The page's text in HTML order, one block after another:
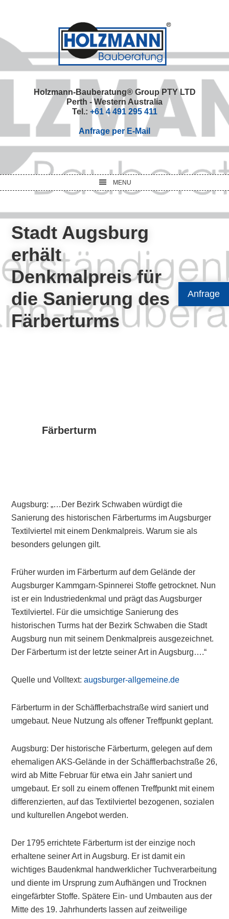
Anfrage
navigation
content
sidebar
Holzmann-Bauberatung® Group PTY LTD
Perth - Western Australia
Tel.: +61 4 491 295 411
Anfrage per E-Mail
MENU
Stadt Augsburg
erhält
Denkmalpreis für
die Sanierung des
Färberturms
Färberturm
Augsburg: „…Der Bezirk Schwaben würdigt die
Sanierung des historischen Färberturms im Augsburger
Textilviertel mit einem Denkmalpreis. Warum sie als
besonders gelungen gilt.
Früher wurden im Färberturm auf dem Gelände der
Augsburger Kammgarn-Spinnerei Stoffe getrocknet. Nun
ist er ein Industriedenkmal und prägt das Augsburger
Textilviertel. Für die umsichtige Sanierung des
historischen Turms hat der Bezirk Schwaben die Stadt
Augsburg nun mit seinem Denkmalpreis ausgezeichnet.
Der Färberturm ist der letzte seiner Art in Augsburg….“
Quelle und Volltext:augsburger-allgemeine.de
Färberturm in der Schäfflerbachstraße wird saniert und
umgebaut. Neue Nutzung als offener Treffpunkt geplant.
Augsburg: Der historische Färberturm, gelegen auf dem
ehemaligen AKS-Gelände in der Schäfflerbachstraße 26,
wird ab Mitte Februar für etwa ein Jahr saniert und
umgebaut. Er soll zu einem offenen Treffpunkt mit einem
differenzierten, auf das Textilviertel bezogenen, sozialen
und kulturellen Angebot werden.
Der 1795 errichtete Färberturm ist der einzige noch
erhaltene seiner Art in Augsburg. Er ist damit ein
wichtiges Baudenkmal handwerklicher Tuchverarbeitung
und diente im Ursprung zum Aufhängen und Trocknen
eingefärbter Stoffe. Spätere Ein- und Umbauten aus der
Mitte des 19. Jahrhunderts lassen auf zeitweilige